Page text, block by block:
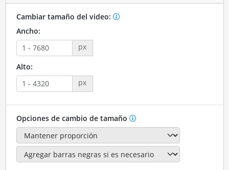
Cambiar tamaño del video:
Ancho:
px
Alto:
px
Opciones de cambio de tamaño